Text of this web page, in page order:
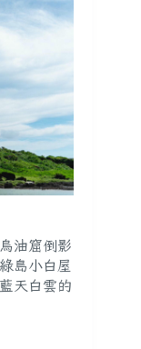
油窟倒影
島小白屋
天白雲的